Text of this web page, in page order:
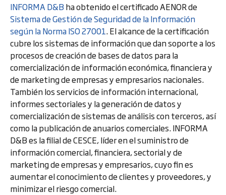
INFORMA D&B ha obtenido el certificado AENOR de
Sistema de Gestión de Seguridad de la Información
según la Norma ISO 27001. El alcance de la certificación
cubre los sistemas de información que dan soporte a los
procesos de creación de bases de datos para la
comercialización de información económica, financiera y
de marketing de empresas y empresarios nacionales.
También los servicios de información internacional,
informes sectoriales y la generación de datos y
comercialización de sistemas de análisis con terceros, así
como la publicación de anuarios comerciales. INFORMA
D&B es la filial de CESCE, líder en el suministro de
información comercial, financiera, sectorial y de
marketing de empresas y empresarios, cuyo fin es
aumentar el conocimiento de clientes y proveedores, y
minimizar el riesgo comercial.